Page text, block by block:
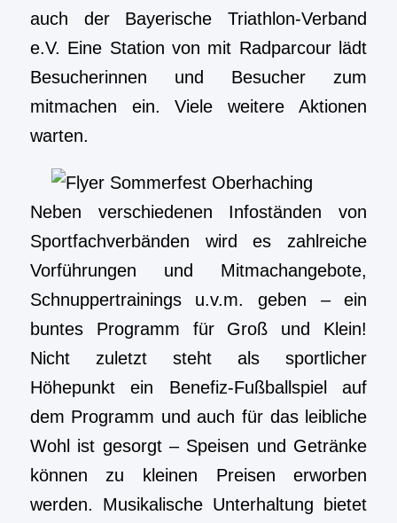
auch der Bayerische Triathlon-Verband
e.V. Eine Station von mit Radparcour lädt
Besucherinnen und Besucher zum
mitmachen ein. Viele weitere Aktionen
warten.
Neben verschiedenen Infoständen von
Sportfachverbänden wird es zahlreiche
Vorführungen und Mitmachangebote,
Schnuppertrainings u.v.m. geben – ein
buntes Programm für Groß und Klein!
Nicht zuletzt steht als sportlicher
Höhepunkt ein Benefiz-Fußballspiel auf
dem Programm und auch für das leibliche
Wohl ist gesorgt – Speisen und Getränke
können zu kleinen Preisen erworben
werden. Musikalische Unterhaltung bietet